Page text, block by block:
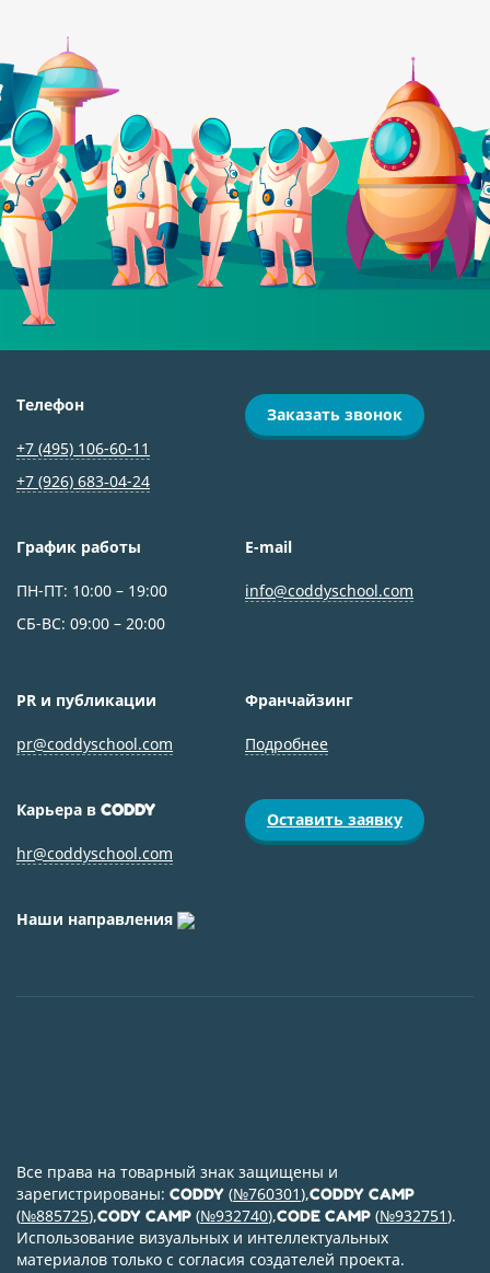
Телефон
+7 (495) 106-60-11
+7 (926) 683‑04-24
Заказать звонок
График работы
ПН-ПТ: 10:00 – 19:00
СБ-ВС: 09:00 – 20:00
E-mail
info@coddyschool.com
PR и публикации
pr@coddyschool.com
Франчайзинг
Подробнее
Карьера в CODDY
hr@coddyschool.com
Оставить заявку
Наши направления
Все права на товарный знак защищены и
зарегистрированы: CODDY (№760301),CODDY CAMP
(№885725),CODY CAMP (№932740),CODE CAMP (№932751).
Использование визуальных и интеллектуальных
материалов только с согласия создателей проекта.